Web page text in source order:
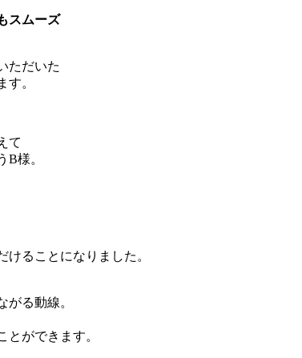
スムーズ
ただいた
す。
て
B様。
ることになりました。
がる動線。
ができます。